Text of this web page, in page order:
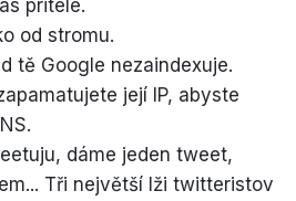
pritele.
od stromu.
tě Google nezaindexuje.
její IP, abyste
dáme jeden tweet,
Tři největší lži twitteristov